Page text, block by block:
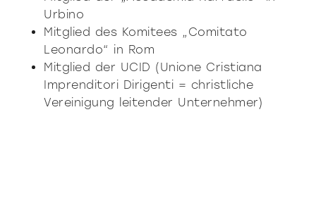
Urbino
Mitglied des Komitees „Comitato
Leonardo“ in Rom
Mitglied der UCID (Unione Cristiana
Imprenditori Dirigenti = christliche
Vereinigung leitender Unternehmer)